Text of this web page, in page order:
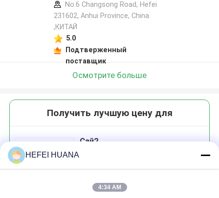
No.6 Changsong Road, Hefei
231602, Anhui Province, China.
,КИТАЙ
5.0
Подтверженный
поставщик
Осмотрите больше
Получить лучшую цену для
Сай2
HEFEI HUANA
4:34 AM